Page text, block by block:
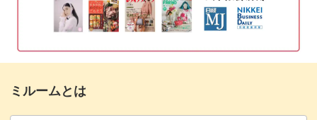
茎を刺す
葉っぱを刺す 23:05
余白を刺す
ミルームとは